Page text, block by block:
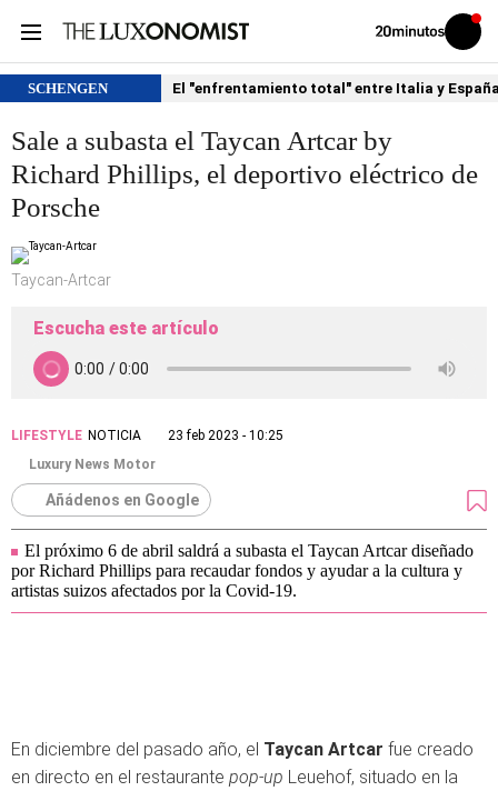
Volver
Iniciar
sesión
SCHENGEN El "enfrentamiento total" entre Italia y
Sale a subasta el Taycan Artcar by
Richard Phillips, el deportivo eléctrico de
Porsche
Taycan-Artcar
Escucha este artículo
LIFESTYLE NOTICIA
23 feb 2023 - 10:25
Luxury News Motor
Añádenos en Google
El próximo 6 de abril saldrá a subasta el Taycan Artcar diseñado
por Richard Phillips para recaudar fondos y ayudar a la cultura y
artistas suizos afectados por la Covid-19.
En diciembre del pasado año, el Taycan Artcar fue creado
en directo en el restaurante pop-up Leuehof, situado en la